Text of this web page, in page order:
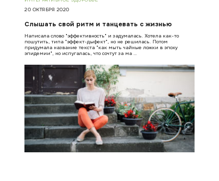
20 ОКТЯБРЯ 2020
Слышать свой ритм и танцевать с жизнью
Написала слово "эффективность" и задумалась. Хотела как-то
пошутить, типа "эффект-дыфект", но не решилась. Потом
придумала название текста "как мыть чайные ложки в эпоху
эпидемии", но испугалась, что сочтут за ма …